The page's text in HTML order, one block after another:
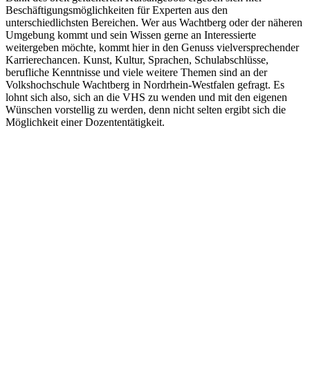
Beschäftigungsmöglichkeiten für Experten aus den
unterschiedlichsten Bereichen. Wer aus Wachtberg oder der näheren
Umgebung kommt und sein Wissen gerne an Interessierte
weitergeben möchte, kommt hier in den Genuss vielversprechender
Karrierechancen. Kunst, Kultur, Sprachen, Schulabschlüsse,
berufliche Kenntnisse und viele weitere Themen sind an der
Volkshochschule Wachtberg in Nordrhein-Westfalen gefragt. Es
lohnt sich also, sich an die VHS zu wenden und mit den eigenen
Wünschen vorstellig zu werden, denn nicht selten ergibt sich die
Möglichkeit einer Dozententätigkeit.